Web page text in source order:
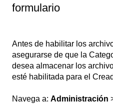
formulario
Antes de habilitar los
asegurarse de que la
desea almacenar los
esté habilitada para el
Navega a: Administración